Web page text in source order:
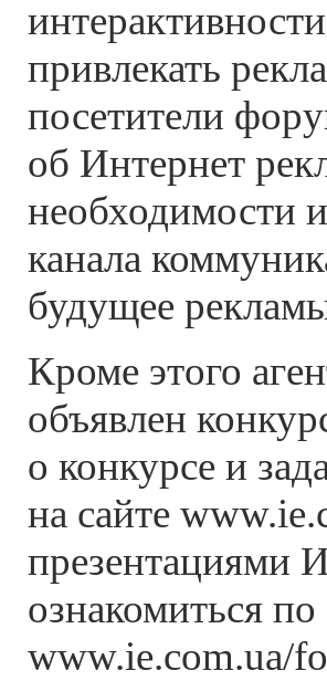
привлекать
посетители
об Интернет
необходимости
канала
будущее
Кроме этого
объявлен
о конкурсе и
на сайте
презентациями
ознакомиться по
www.ie.com.ua/